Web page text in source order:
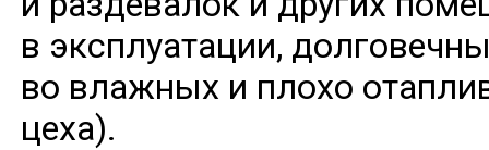
в эксплуатации,
во влажных и плохо
цеха).